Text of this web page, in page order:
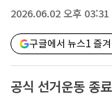
2026.06.02 오후 03:31
구글에서 뉴스1 즐
공식 선거운동 종